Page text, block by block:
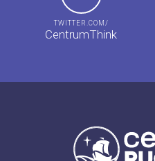
TWITTER.COM/
CentrumThink